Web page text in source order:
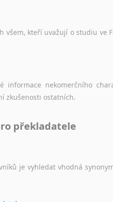
všem, kteří uvažují o studiu ve
informace nekomerčního
zkušenosti ostatních.
překladatele
je vyhledat vhodná